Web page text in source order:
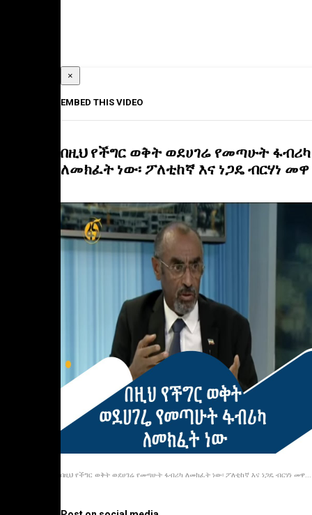
×
EMBED THIS VIDEO
በዚህ የችግር ወቅት ወደሀገሬ የመጣሁት ፋብሪካ
ለመክፈት ነው፡ ፖለቲከኛ እና ነጋዴ ብርሃነ መዋ
በዚህ የችግር ወቅት ወደሀገሬ የመጣሁት ፋብሪካ ለመክፈት ነው፡ ፖለቲከኛ እና ነጋዴ ብርሃነ መዋ...